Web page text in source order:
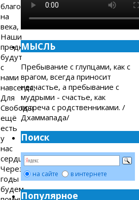
благодарность
на
века,
Наши
предки
будут
с
нами
навсегда,
Для
Свободы
ещё
есть
у
нас
сердца
Через
годы
будем
МЫСЛЬ
Пребывание с глупцами, как с
врагом, всегда приносит
несчастье, а пребывание с
мудрыми - счастье, как
встреча с родственниками. /
Дхаммапада/
Поиск
на сайте в интернете
Популярное